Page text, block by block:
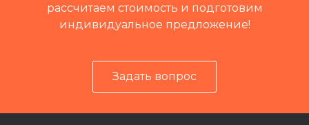
рассчитаем стоимость и подготовим
индивидуальное предложение!
Задать вопрос